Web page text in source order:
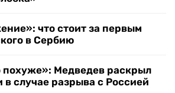
что стоит за первым
в Сербию
похуже»: Медведев раскрыл
случае разрыва с Россией